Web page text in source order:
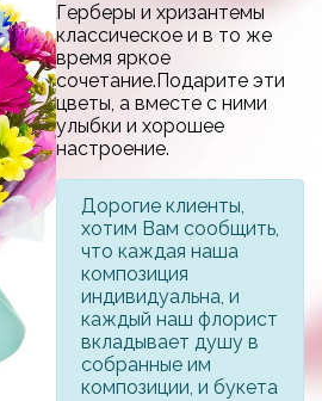
Герберы и хризантемы
классическое и в то же
время яркое
сочетание.Подарите эти
цветы, а вместе с ними
улыбки и хорошее
настроение.
Дорогие клиенты,
хотим Вам сообщить,
что каждая наша
композиция
индивидуальна, и
каждый наш флорист
вкладывает душу в
собранные им
композиции, и букета